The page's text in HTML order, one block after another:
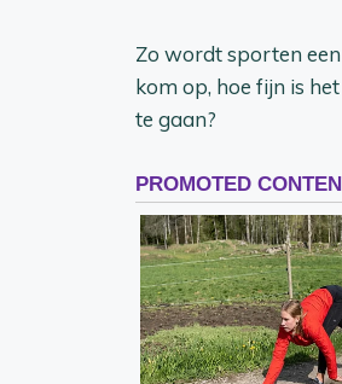
Zo wordt sporten
kom op, hoe fijn is
te gaan?